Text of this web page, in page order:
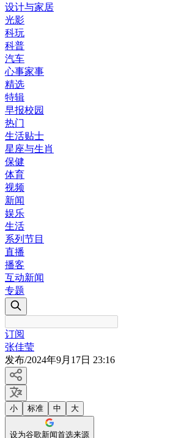
设计与家居
光影
科玩
科普
汽车
心事家事
精选
特辑
早报校园
热门
生活贴士
星座与生肖
保健
体育
视频
新闻
娱乐
生活
系列节目
直播
播客
互动新闻
专题
订阅
张佳莹
发布/2024年9月17日 23:16
小 标准 中 大
设为谷歌新闻首选来源